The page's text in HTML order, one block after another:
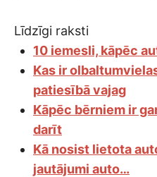
Līdzīgi raksti
10 iemesli, kāpēc
Kas ir
patiesībā vajag
Kāpēc bērniem ir
darīt
Kā nosist lietota
jautājumi auto…